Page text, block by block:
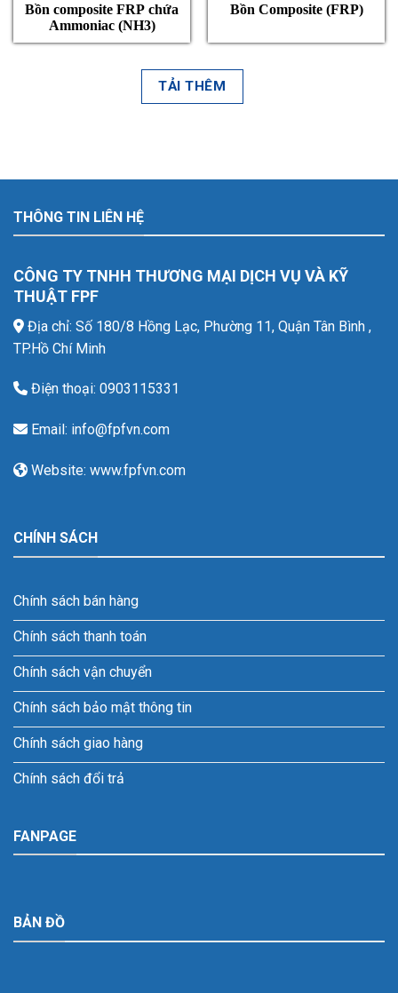
Bồn composite FRP chứa
Ammoniac (NH3)
Bồn Composite (FRP)
TẢI THÊM
THÔNG TIN LIÊN HỆ
CÔNG TY TNHH THƯƠNG MẠI DỊCH VỤ VÀ KỸ
THUẬT FPF
Địa chỉ: Số 180/8 Hồng Lạc, Phường 11, Quận Tân Bình ,
TP.Hồ Chí Minh
Điện thoại: 0903115331
Email: info@fpfvn.com
Website: www.fpfvn.com
CHÍNH SÁCH
Chính sách bán hàng
Chính sách thanh toán
Chính sách vận chuyển
Chính sách bảo mật thông tin
Chính sách giao hàng
Chính sách đổi trả
FANPAGE
BẢN ĐỒ